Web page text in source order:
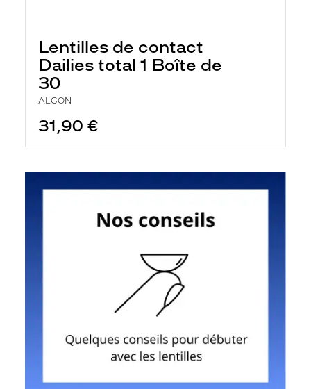
Lentilles de contact
Dailies total 1 Boîte de
30
ALCON
31,90 €